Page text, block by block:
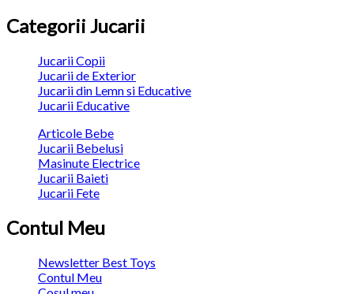
Categorii Jucarii
Jucarii Copii
Jucarii de Exterior
Jucarii din Lemn si Educative
Jucarii Educative
Articole Bebe
Jucarii Bebelusi
Masinute Electrice
Jucarii Baieti
Jucarii Fete
Contul Meu
Newsletter Best Toys
Contul Meu